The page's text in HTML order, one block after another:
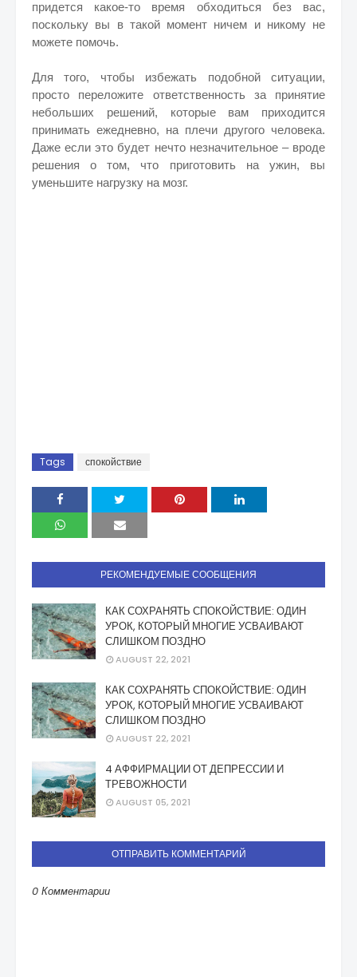
придется какое-то время обходиться без вас,
поскольку вы в такой момент ничем и никому не
можете помочь.
Для того, чтобы избежать подобной ситуации,
просто переложите ответственность за принятие
небольших решений, которые вам приходится
принимать ежедневно, на плечи другого человека.
Даже если это будет нечто незначительное – вроде
решения о том, что приготовить на ужин, вы
уменьшите нагрузку на мозг.
Tags спокойствие
РЕКОМЕНДУЕМЫЕ СООБЩЕНИЯ
КАК СОХРАНЯТЬ СПОКОЙСТВИЕ: ОДИН
УРОК, КОТОРЫЙ МНОГИЕ УСВАИВАЮТ
СЛИШКОМ ПОЗДНО
AUGUST 22, 2021
КАК СОХРАНЯТЬ СПОКОЙСТВИЕ: ОДИН
УРОК, КОТОРЫЙ МНОГИЕ УСВАИВАЮТ
СЛИШКОМ ПОЗДНО
AUGUST 22, 2021
4 АФФИРМАЦИИ ОТ ДЕПРЕССИИ И
ТРЕВОЖНОСТИ
AUGUST 05, 2021
ОТПРАВИТЬ КОММЕНТАРИЙ
0 Комментарии